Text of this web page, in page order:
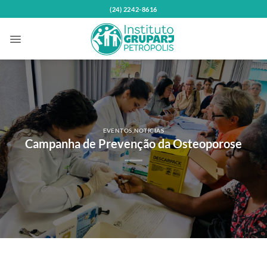
to
(24) 2242-8616
EVENTOS NOTÍCIAS
Campanha de Prevenção da Osteoporose